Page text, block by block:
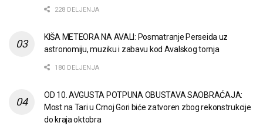
228 DELJENJA
KIŠA METEORA NA AVALI: Posmatranje Perseida uz
astronomiju, muziku i zabavu kod Avalskog tornja
180 DELJENJA
OD 10. AVGUSTA POTPUNA OBUSTAVA SAOBRAĆAJA:
Most na Tari u Crnoj Gori biće zatvoren zbog rekonstrukcije
do kraja oktobra